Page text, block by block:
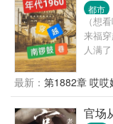
都市
（想
来福
人满了
最新： 第1882章 哎哎
官场